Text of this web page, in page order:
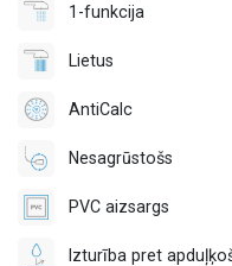
1-funkcija
Lietus
AntiCalc
Nesagrūstošs
PVC aizsargs
Izturība pret